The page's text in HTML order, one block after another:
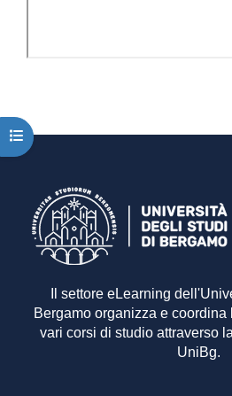
Apri indice del corso
Il settore eLearning
Bergamo organizza e
vari corsi di studio attraverso
UniBg.